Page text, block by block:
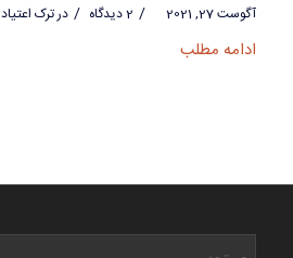
آگوست 27, 2021 / 2 دیدگاه / درترک اعتیاد
ادامه مطلب